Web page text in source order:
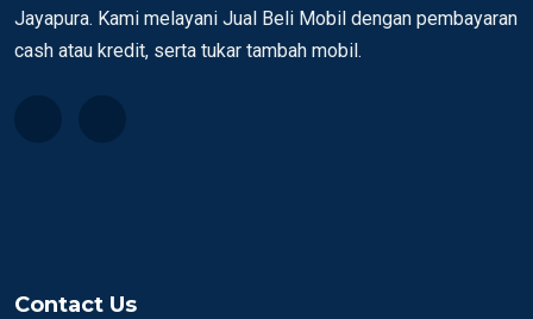
Jayapura. Kami melayani Jual Beli Mobil dengan pembayaran
cash atau kredit, serta tukar tambah mobil.
Contact Us